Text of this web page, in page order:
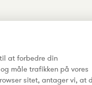
at forbedre din
måle trafikken på vores
sitet, antager vi, at